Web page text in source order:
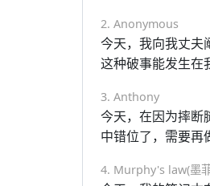
2. Anonymous
今天，我向我丈夫
这种破事能发生在
3. Anthony
今天，在因为摔断
中错位了，需要再
4. Murphy's law(墨